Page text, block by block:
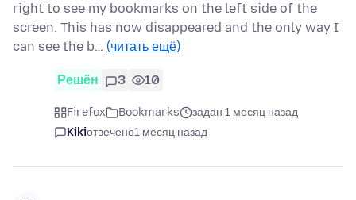
right to see my bookmarks on the left side of the
screen. This has now disappeared and the only way I
can see the b… (читать ещё)
Решён 3 10
Firefox Bookmarks
задан 1 месяц назад
Kikiотвечено1 месяц назад